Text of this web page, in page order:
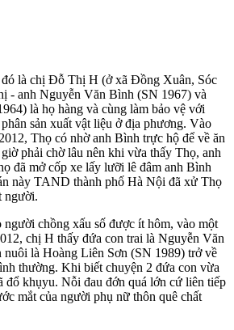
là chị Đỗ Thị H (ở xã Đồng Xuân, Sóc
- anh Nguyễn Văn Bình (SN 1967) và
là họ hàng và cùng làm bảo vệ với
sản xuất vật liệu ở địa phương. Vào
Thọ có nhờ anh Bình trực hộ để về ăn
phải chờ lâu nên khi vừa thấy Thọ, anh
đã mở cốp xe lấy lưỡi lê đâm anh Bình
này TAND thành phố Hà Nội đã xử Thọ
người.
chồng xấu số được ít hôm, vào một
chị H thấy đứa con trai là Nguyễn Văn
nuôi là Hoàng Liên Sơn (SN 1989) trở về
thường. Khi biết chuyện 2 đứa con vừa
đổ khụyu. Nỗi đau đớn quá lớn cứ liên tiếp
mắt của người phụ nữ thôn quê chất